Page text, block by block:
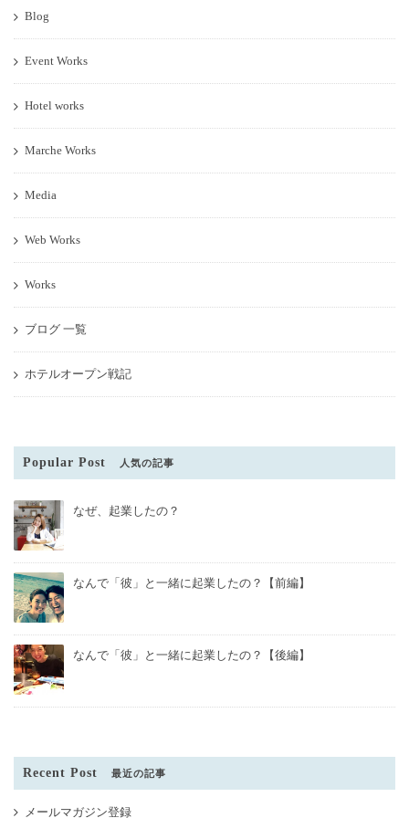
Blog
Event Works
Hotel works
Marche Works
Media
Web Works
Works
ブログ 一覧
ホテルオープン戦記
Popular Post 人気の記事
なぜ、起業したの？
なんで「彼」と一緒に起業したの？【前編】
なんで「彼」と一緒に起業したの？【後編】
Recent Post 最近の記事
メールマガジン登録